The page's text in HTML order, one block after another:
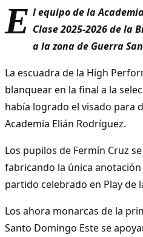
E l equipo de la
Clase 2025-2026 de la
a la zona de Guerra
La escuadra de la High
blanquear en la final a la
había logrado el visado para
Academia Elián Rodríguez.
Los pupilos de Fermín Cruz
fabricando la única
partido celebrado en Play de
Los ahora monarcas de la
Santo Domingo Este se